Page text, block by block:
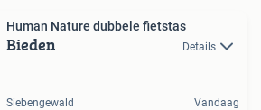
Human Nature dubbele fietstas
Bieden Details
Siebengewald Vandaag